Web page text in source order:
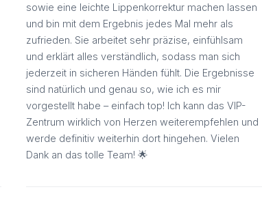
sowie eine leichte Lippenkorrektur machen lassen
und bin mit dem Ergebnis jedes Mal mehr als
zufrieden. Sie arbeitet sehr präzise, einfühlsam
und erklärt alles verständlich, sodass man sich
jederzeit in sicheren Händen fühlt. Die Ergebnisse
sind natürlich und genau so, wie ich es mir
vorgestellt habe – einfach top! Ich kann das VIP-
Zentrum wirklich von Herzen weiterempfehlen und
werde definitiv weiterhin dort hingehen. Vielen
Dank an das tolle Team! 🌟